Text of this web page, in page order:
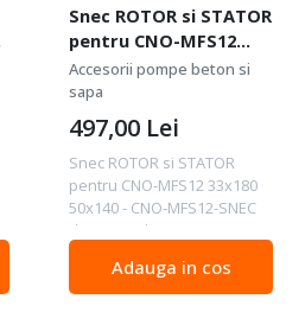
Snec ROTOR si STATOR
pentru CNO-MFS12
33x180 50x140 - CNO-
MFS12-SNEC
Accesorii pompe beton si
sapa
Snec ROTOR si STATOR
pentru CNO-MFS12 33x180
50x140 - CNO-MFS12-SNEC
din gama de accesorii
uzură principală (sau
unitatea de pompare
497,00 Lei
Adauga in cos